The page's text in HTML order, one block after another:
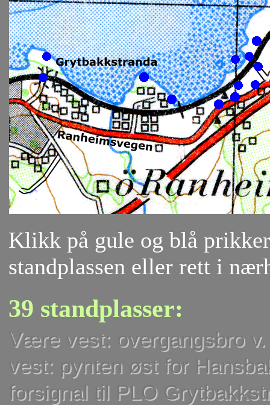
Klikk på gule og blå
standplassen eller rett i
39 standplasser:
Være vest: overgangsbro
vest: pynten øst for
forsignal til PLO